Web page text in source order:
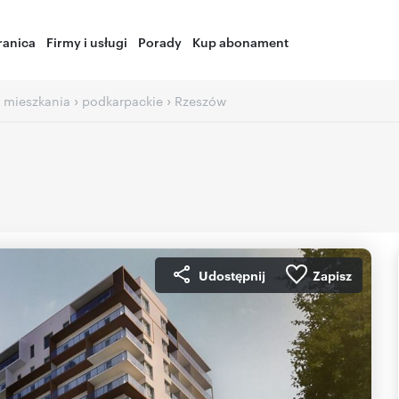
Firmy i usługi Porady Kup abonament
› podkarpackie › Rzeszów
Udostępnij Zapisz